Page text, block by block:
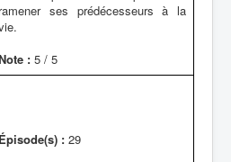
ramener ses prédécesseurs à la
: 5 / 5
Épisode(s) : 29